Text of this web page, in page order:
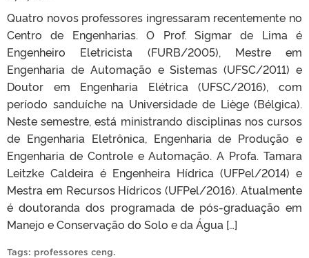
Quatro novos professores ingressaram recentemente no
Centro de Engenharias. O Prof. Sigmar de Lima é
Engenheiro Eletricista (FURB/2005), Mestre em
Engenharia de Automação e Sistemas (UFSC/2011) e
Doutor em Engenharia Elétrica (UFSC/2016), com
período sanduíche na Universidade de Liège (Bélgica).
Neste semestre, está ministrando disciplinas nos cursos
de Engenharia Eletrônica, Engenharia de Produção e
Engenharia de Controle e Automação. A Profa. Tamara
Leitzke Caldeira é Engenheira Hídrica (UFPel/2014) e
Mestra em Recursos Hídricos (UFPel/2016). Atualmente
é doutoranda dos programada de pós-graduação em
Manejo e Conservação do Solo e da Água […]
Tags: professores ceng.